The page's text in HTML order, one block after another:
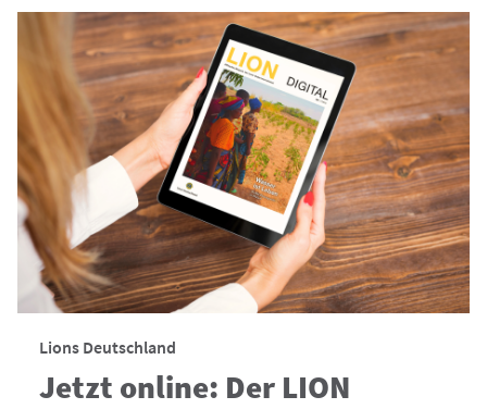
Lions Deutschland
Jetzt online: Der LION